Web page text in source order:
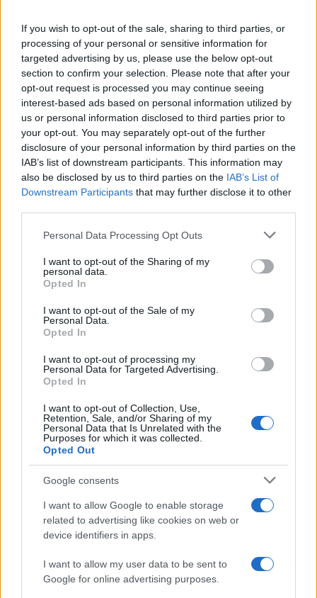
If you wish to opt-out of the sale, sharing to third parties, or
processing of your personal or sensitive information for
targeted advertising by us, please use the below opt-out
section to confirm your selection. Please note that after your
opt-out request is processed you may continue seeing
interest-based ads based on personal information utilized by
us or personal information disclosed to third parties prior to
your opt-out. You may separately opt-out of the further
disclosure of your personal information by third parties on the
IAB’s list of downstream participants. This information may
also be disclosed by us to third parties on the IAB’s List of
Downstream Participants that may further disclose it to other
Please note that this website/app uses one or more Google
not limited to your visit or usage behaviour. You may click to
grant or deny consent to Google and its third-party tags to
use your data for below specified purposes in below Google
consent section.
Personal Data Processing Opt Outs
I want to opt-out of the Sharing of my
personal data.
Opted In
I want to opt-out of the Sale of my
Personal Data.
Opted In
I want to opt-out of processing my
Personal Data for Targeted Advertising.
Opted In
I want to opt-out of Collection, Use,
Retention, Sale, and/or Sharing of my
Personal Data that Is Unrelated with the
Purposes for which it was collected.
Opted Out
Google consents
I want to allow Google to enable storage
related to advertising like cookies on web or
device identifiers in apps.
I want to allow my user data to be sent to
Google for online advertising purposes.
novelláiban elevenednek meg az új dalok. 2022-ben kiadtak
három kislemezt, valamint az Európa KiadóMocskos Idők
című szerzeményének feldolgozását, a legendás alterock
együttes vezetője, Menyhárt Jenő közreműködésével.
kizárólag angol nyelvű felvételek készülnek. Idén nyáron már
kiadtak egy dalt
legújabb kislemezüket, rajta aBreeze című számmal, amely
augusztus 27-én volt először hallható a brit BBC rádió
Future Alternative
című műsorában, ahol a szerkesztők által
legjobbnak ítélt friss zenék hangzanak el mindenféle
rock szerzemény. Egy magyar zenekar számára
mindenképpen siker és elismerés, hogy itt hangzott el a
én koncertezik majd: Debrecenben, a Nagyerdei
Víztoronynál hallhatja őket a közönség. Az eseményről